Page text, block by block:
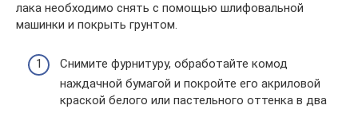
лака необходимо снять с помощью шлифовальной
машинки и покрыть грунтом.
Снимите фурнитуру, обработайте комод
наждачной бумагой и покройте его акриловой
краской белого или пастельного оттенка в два